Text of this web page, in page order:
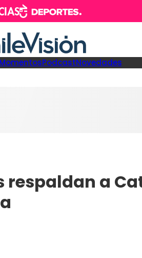
MomentosPodcastNovedades
a